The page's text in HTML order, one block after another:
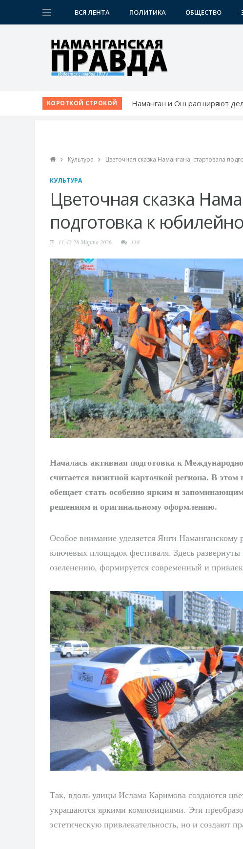
ВСЯ ЛЕНТА ПОЛИТИКА ОБЩЕСТВО
КОРОТКОЙ СТРОКОЙ
Наманган и Ош расширяют
Культура Цветочная сказка Намангана: стартовала
КУЛЬТУРА
Цветочная сказка
подготовка к
11:42 28 Марта 2026 138
Началась активная подготовка к
считается визитной карточкой региона. В
обещает стать особенно ярким и
решениям и оригинальному оформлению.
Особое внимание уделяется Янги Наманганскому
ключевых площадок фестиваля. Здесь
озеленению, формируется современный и
Так, вдоль улицы Ислама Каримова создаются
украшаются яркими композициями. Эти
эстетическую привлекательность, но и создают